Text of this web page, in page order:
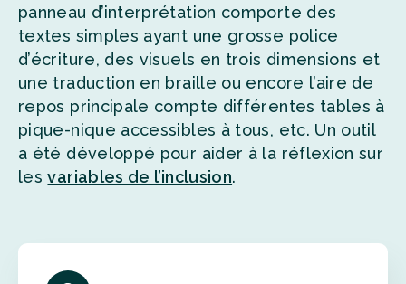
panneau d’interprétation comporte des
textes simples ayant une grosse police
d’écriture, des visuels en trois dimensions et
une traduction en braille ou encore l’aire de
repos principale compte différentes tables à
pique-nique accessibles à tous, etc. Un outil
a été développé pour aider à la réflexion sur
lesvariables de l’inclusion.